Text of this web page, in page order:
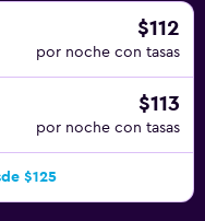
$112
por noche con tasas
$113
por noche con tasas
$125